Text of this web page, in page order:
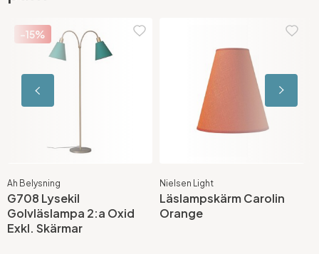
-15%
Ah Belysning
G708 Lysekil
Golvläslampa 2:a Oxid
Exkl. Skärmar
Nielsen Light
Läslampskärm Carolin
Orange